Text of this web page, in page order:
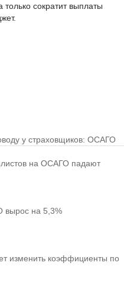
сократит выплаты
у страховщиков: ОСАГО
на ОСАГО падают
на 5,3%
изменить коэффициенты по